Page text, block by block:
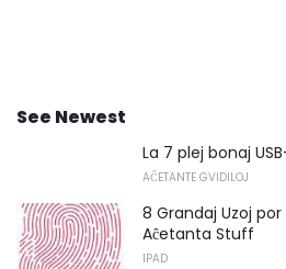
See Newest
La 7 plej bonaj
AĈETANTE GVIDILOJ
8 Grandaj Uzoj
Aĉetanta Stuff
IPAD